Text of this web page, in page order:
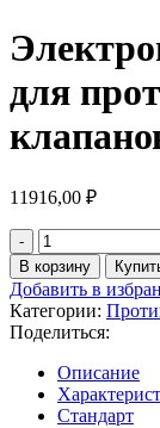
для
11916,00 ₽
Количество
товара
BF230B
10.0
для
клапанов
В корзину
Добавить в
Категории:
Поделиться:
Описание
Стандарт